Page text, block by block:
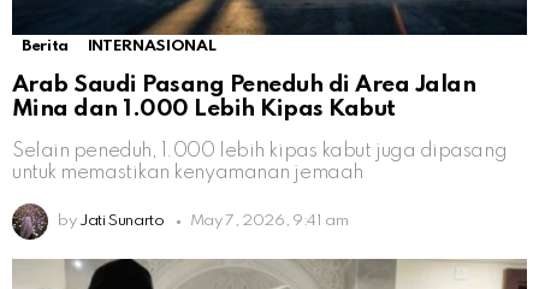
Berita INTERNASIONAL
Arab Saudi Pasang Peneduh di Area Jalan
Mina dan 1.000 Lebih Kipas Kabut
Selain peneduh, 1.000 lebih kipas kabut juga dipasang
untuk memastikan kenyamanan jemaah
by Jati Sunarto May 7, 2026, 9:41 am